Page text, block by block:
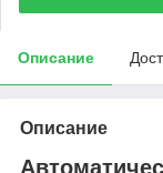
Описание
Описание